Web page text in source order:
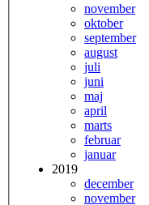
november
oktober
september
august
juli
juni
maj
april
marts
februar
januar
2019
december
november